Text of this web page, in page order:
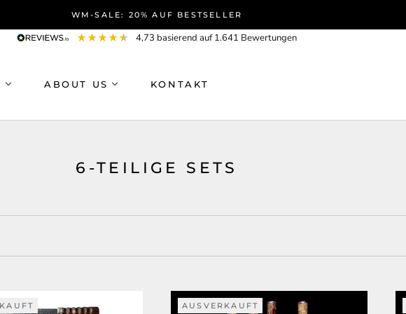
WM-SALE: 20% AUF BESTSELLER
4,73 basierend auf1.641 Bewertungen
ABOUT US KONTAKT
6-TEILIGE SETS
AUSVERKAUFT